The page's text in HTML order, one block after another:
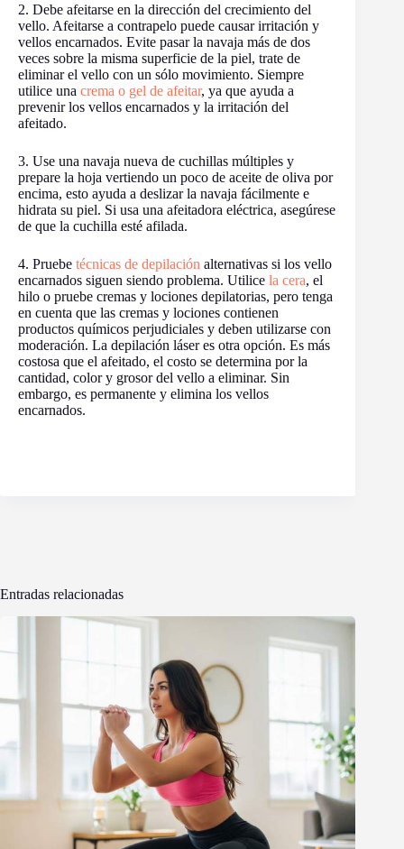
2. Debe afeitarse en la dirección del crecimiento del
vello. Afeitarse a contrapelo puede causar irritación y
vellos encarnados. Evite pasar la navaja más de dos
veces sobre la misma superficie de la piel, trate de
eliminar el vello con un sólo movimiento. Siempre
utilice una crema o gel de afeitar, ya que ayuda a
prevenir los vellos encarnados y la irritación del
afeitado.
3. Use una navaja nueva de cuchillas múltiples y
prepare la hoja vertiendo un poco de aceite de oliva por
encima, esto ayuda a deslizar la navaja fácilmente e
hidrata su piel. Si usa una afeitadora eléctrica, asegúrese
de que la cuchilla esté afilada.
4. Pruebe técnicas de depilación alternativas si los vello
encarnados siguen siendo problema. Utilice la cera, el
hilo o pruebe cremas y lociones depilatorias, pero tenga
en cuenta que las cremas y lociones contienen
productos químicos perjudiciales y deben utilizarse con
moderación. La depilación láser es otra opción. Es más
costosa que el afeitado, el costo se determina por la
cantidad, color y grosor del vello a eliminar. Sin
embargo, es permanente y elimina los vellos
encarnados.
Entradas relacionadas